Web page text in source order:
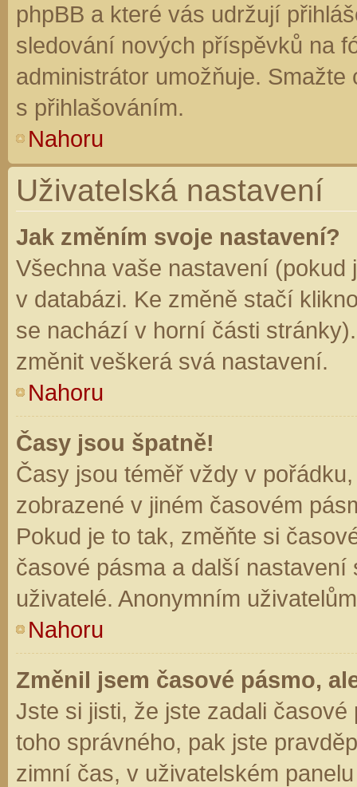
phpBB a které vás udržují
sledování nových příspěvků na
administrátor umožňuje.
s přihlašováním.
Nahoru
Uživatelská nastavení
Jak změním svoje nastavení?
Všechna vaše nastavení (pokud
v databázi. Ke změně stačí
se nachází v horní části
změnit veškerá svá nastavení.
Nahoru
Časy jsou špatně!
Časy jsou téměř vždy v
zobrazené v jiném časovém
Pokud je to tak, změňte si
časové pásma a další
uživatelé. Anonymním
Nahoru
Změnil jsem časové pásmo,
Jste si jisti, že jste zadali
toho správného, pak jste
zimní čas, v uživatelském